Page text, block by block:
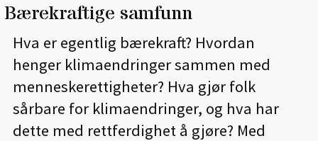
Bærekraftige samfunn
Hva er egentlig bærekraft? Hvordan
henger klimaendringer sammen med
menneskerettigheter? Hva gjør folk
sårbare for klimaendringer, og hva har
dette med rettferdighet å gjøre? Med